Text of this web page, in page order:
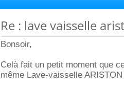
Re : lave vaisselle
Bonsoir,
Celà fait un petit moment que
même Lave-vaisselle